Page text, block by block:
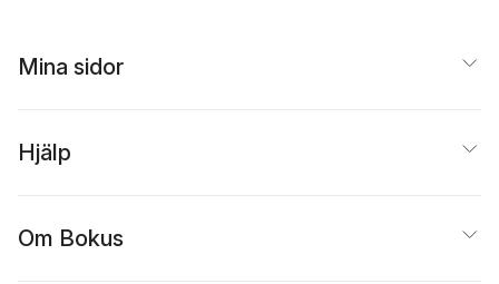
Mina sidor
Hjälp
Om Bokus